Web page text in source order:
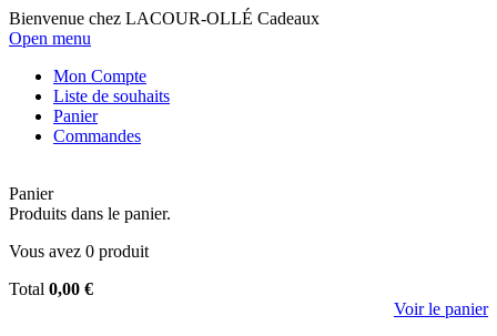
Bienvenue chez LACOUR-OLLÉ Cadeaux
Open menu
Mon Compte
Liste de souhaits
Panier
Commandes
Panier
Produits dans le panier.
Vous avez 0 produit
Total 0,00 €
Voir le panier